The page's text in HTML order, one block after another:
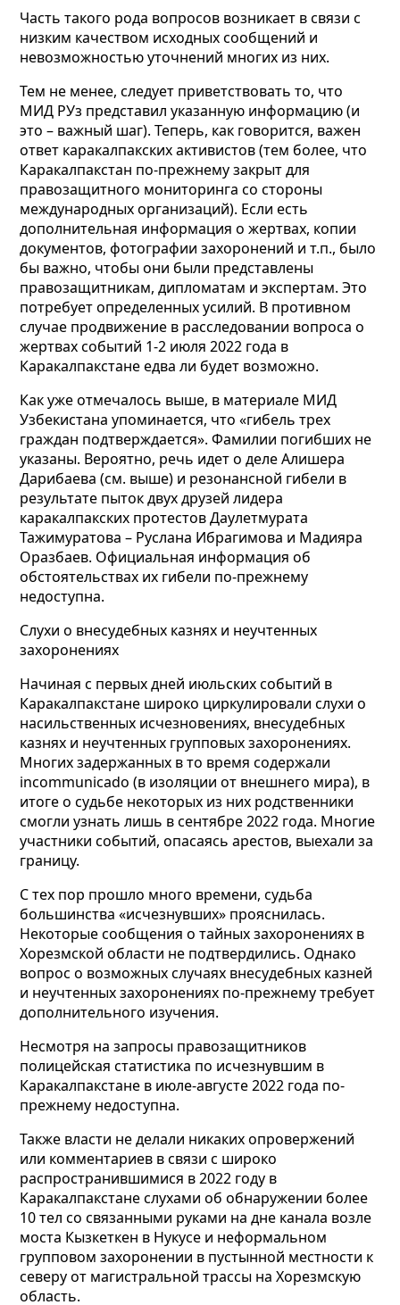
Часть такого рода вопросов возникает в связи с
низким качеством исходных сообщений и
невозможностью уточнений многих из них.
Тем не менее, следует приветствовать то, что
МИД РУз представил указанную информацию (и
это – важный шаг). Теперь, как говорится, важен
ответ каракалпакских активистов (тем более, что
Каракалпакстан по-прежнему закрыт для
правозащитного мониторинга со стороны
международных организаций). Если есть
дополнительная информация о жертвах, копии
документов, фотографии захоронений и т.п., было
бы важно, чтобы они были представлены
правозащитникам, дипломатам и экспертам. Это
потребует определенных усилий. В противном
случае продвижение в расследовании вопроса о
жертвах событий 1-2 июля 2022 года в
Каракалпакстане едва ли будет возможно.
Как уже отмечалось выше, в материале МИД
Узбекистана упоминается, что «гибель трех
граждан подтверждается». Фамилии погибших не
указаны. Вероятно, речь идет о деле Алишера
Дарибаева (см. выше) и резонансной гибели в
результате пыток двух друзей лидера
каракалпакских протестов Даулетмурата
Тажимуратова – Руслана Ибрагимова и Мадияра
Оразбаев. Официальная информация об
обстоятельствах их гибели по-прежнему
недоступна.
Слухи о внесудебных казнях и неучтенных
захоронениях
Начиная с первых дней июльских событий в
Каракалпакстане широко циркулировали слухи о
насильственных исчезновениях, внесудебных
казнях и неучтенных групповых захоронениях.
Многих задержанных в то время содержали
incommunicado (в изоляции от внешнего мира), в
итоге о судьбе некоторых из них родственники
смогли узнать лишь в сентябре 2022 года. Многие
участники событий, опасаясь арестов, выехали за
границу.
С тех пор прошло много времени, судьба
большинства «исчезнувших» прояснилась.
Некоторые сообщения о тайных захоронениях в
Хорезмской области не подтвердились. Однако
вопрос о возможных случаях внесудебных казней
и неучтенных захоронениях по-прежнему требует
дополнительного изучения.
Несмотря на запросы правозащитников
полицейская статистика по исчезнувшим в
Каракалпакстане в июле-августе 2022 года по-
прежнему недоступна.
Также власти не делали никаких опровержений
или комментариев в связи с широко
распространившимися в 2022 году в
Каракалпакстане слухами об обнаружении более
10 тел со связанными руками на дне канала возле
моста Кызкеткен в Нукусе и неформальном
групповом захоронении в пустынной местности к
северу от магистральной трассы на Хорезмскую
область.